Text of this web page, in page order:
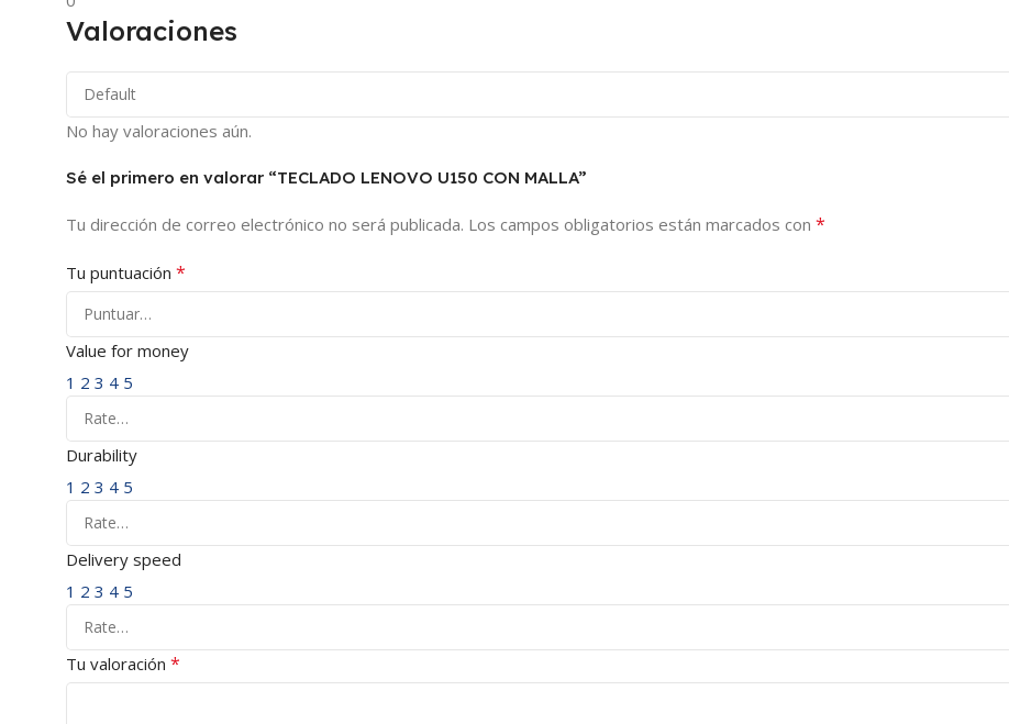
Valoraciones
No hay valoraciones aún.
Sé el primero en valorar “TECLADO LENOVO U150 CON MALLA”
Tu dirección de correo electrónico no será publicada. Los campos obligatorios están marcados con *
Tu puntuación *
Value for money
1 2 3 4 5
Durability
1 2 3 4 5
Delivery speed
1 2 3 4 5
Tu valoración *